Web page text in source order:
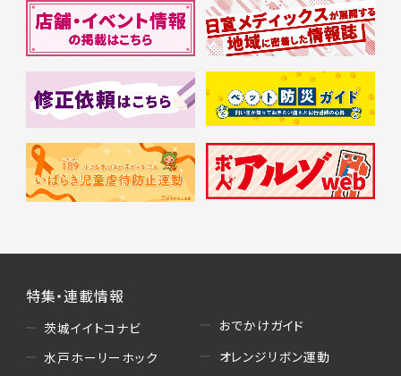
特集・連載情報
茨城イイトコナビ
水戸ホーリーホック
おでかけガイド
オレンジリボン運動